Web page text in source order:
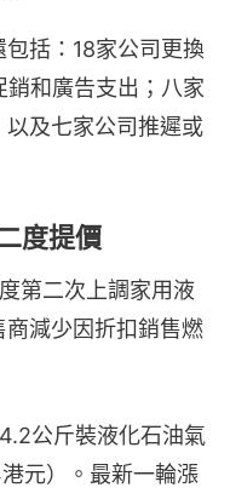
括：18家公司更換
和廣告支出；八家
及七家公司推遲或
度提價
第二次上調家用液
減少因折扣銷售燃
公斤裝液化石油氣
元）。最新一輪漲